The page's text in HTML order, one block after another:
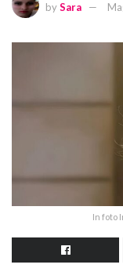
bySara
In foto